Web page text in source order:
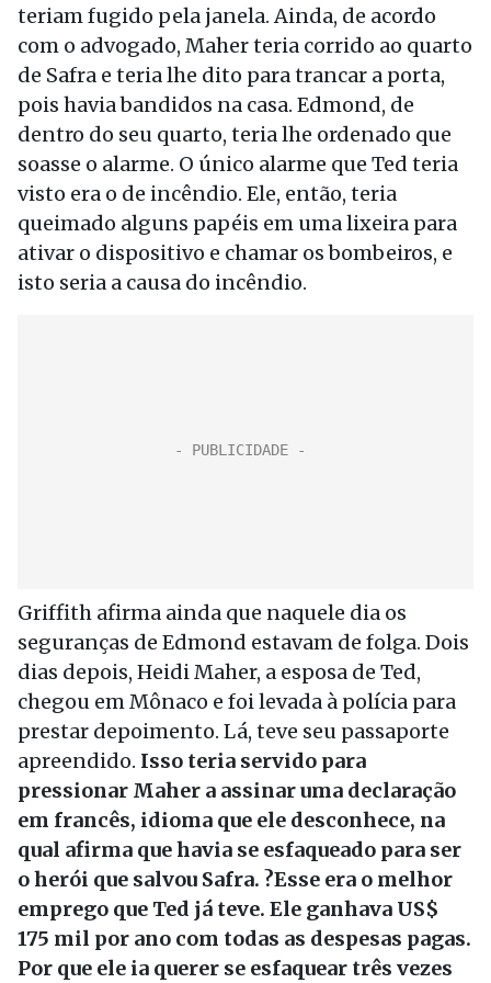
teriam fugido pela janela. Ainda, de acordo
com o advogado, Maher teria corrido ao quarto
de Safra e teria lhe dito para trancar a porta,
pois havia bandidos na casa. Edmond, de
dentro do seu quarto, teria lhe ordenado que
soasse o alarme. O único alarme que Ted teria
visto era o de incêndio. Ele, então, teria
queimado alguns papéis em uma lixeira para
ativar o dispositivo e chamar os bombeiros, e
isto seria a causa do incêndio.
Griffith afirma ainda que naquele dia os
seguranças de Edmond estavam de folga. Dois
dias depois, Heidi Maher, a esposa de Ted,
chegou em Mônaco e foi levada à polícia para
prestar depoimento. Lá, teve seu passaporte
apreendido. Isso teria servido para
pressionar Maher a assinar uma declaração
em francês, idioma que ele desconhece, na
qual afirma que havia se esfaqueado para ser
o herói que salvou Safra. ?Esse era o melhor
emprego que Ted já teve. Ele ganhava US$
175 mil por ano com todas as despesas pagas.
Por que ele ia querer se esfaquear três vezes